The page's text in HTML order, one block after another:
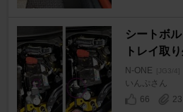
シートボ
トレイ取
N-ONE [JG3/4]
いんぷさん
66
23